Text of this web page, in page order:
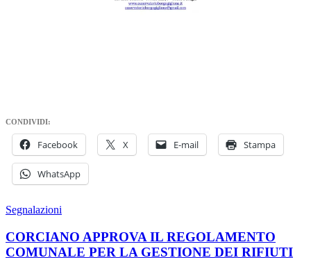
CONDIVIDI:
Facebook X E-mail Stampa
WhatsApp
Segnalazioni
CORCIANO APPROVA IL REGOLAMENTO
COMUNALE PER LA GESTIONE DEI RIFIUTI